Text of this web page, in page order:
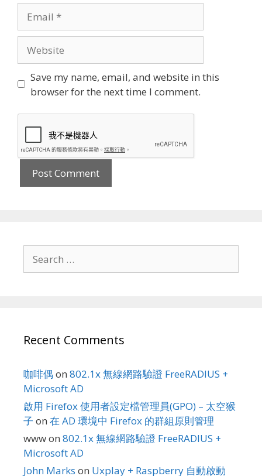
Save my name, email, and website in this
browser for the next time I comment.
for:
Recent Comments
咖啡偶 on 802.1x 無線網路驗證 FreeRADIUS +
Microsoft AD
啟用 Firefox 使用者設定檔管理員(GPO) – 太空猴
子 on 在 AD 環境中 Firefox 的群組原則管理
wwwon 802.1x 無線網路驗證 FreeRADIUS +
Microsoft AD
John Marks on Uxplay + Raspberry 自動啟動